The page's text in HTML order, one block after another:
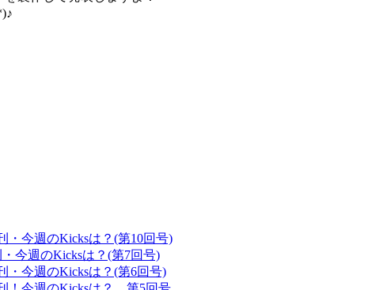
・今週のKicksは？(第10回号)
今週のKicksは？(第7回号)
・今週のKicksは？(第6回号)